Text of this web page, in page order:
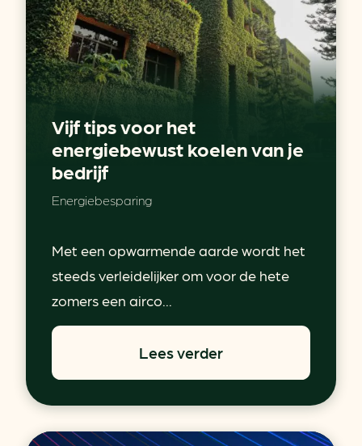
Vijf tips voor het
energiebewust koelen van je
bedrijf
Energiebesparing
Met een opwarmende aarde wordt het
steeds verleidelijker om voor de hete
zomers een airco...
Lees verder